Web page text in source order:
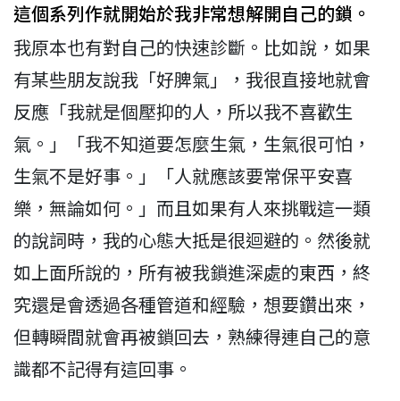
這個系列作就開始於我非常想解開自己的鎖。
我原本也有對自己的快速診斷。比如說，如果
有某些朋友說我「好脾氣」，我很直接地就會
反應「我就是個壓抑的人，所以我不喜歡生
氣。」「我不知道要怎麼生氣，生氣很可怕，
生氣不是好事。」「人就應該要常保平安喜
樂，無論如何。」而且如果有人來挑戰這一類
的說詞時，我的心態大抵是很迴避的。然後就
如上面所說的，所有被我鎖進深處的東西，終
究還是會透過各種管道和經驗，想要鑽出來，
但轉瞬間就會再被鎖回去，熟練得連自己的意
識都不記得有這回事。